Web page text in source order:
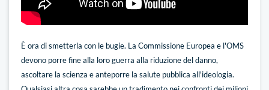
È ora di smetterla con le bugie. La Commissione Europea e l'OMS
devono porre fine alla loro guerra alla riduzione del danno,
ascoltare la scienza e anteporre la salute pubblica all'ideologia.